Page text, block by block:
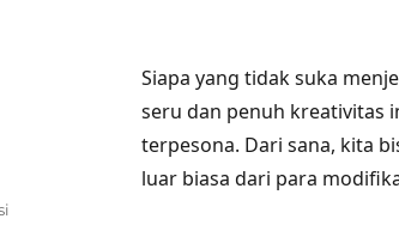
Siapa yang tidak suka
seru dan penuh kreativitas
terpesona. Dari sana, kita
luar biasa dari para